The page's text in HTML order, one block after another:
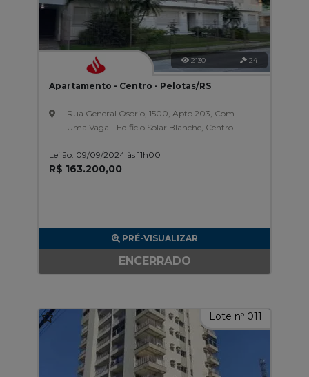
2130 24
Apartamento - Centro - Pelotas/RS
Rua General Osorio, 1500, Apto 203, Com
Uma Vaga - Edificio Solar Blanche, Centro
Leilão: 09/09/2024 às 11h00
R$ 163.200,00
PRÉ-VISUALIZAR
ENCERRADO
Lote nº 011